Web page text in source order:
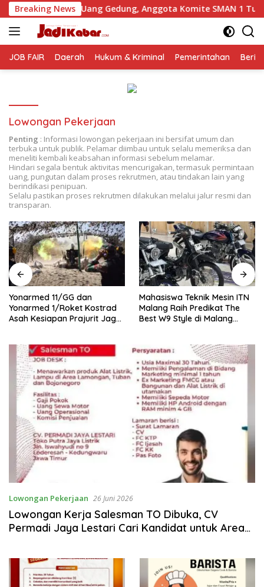
Langsung
ke
konten
Breaking News
Gedung, Anggota Komite SMAN 1 Tumpang ,Ketua DPD
JOB FAIR Daerah Hukum & Kriminal Pemerintahan
Lowongan Pekerjaan
Penting : Informasi lowongan pekerjaan ini bersifat umum dan
terbuka untuk publik. Pelamar diimbau untuk selalu memeriksa dan
meneliti kembali keabsahan informasi sebelum melamar.
Hindari segala bentuk aktivitas mencurigakan, termasuk permintaan
uang, pungutan dalam proses rekrutmen, atau tindakan lain yang
berindikasi penipuan.
Selalu pastikan proses rekrutmen dilakukan melalui jalur resmi dan
transparan.
Yonarmed 11/GG dan
Yonarmed 1/Roket Kostrad
Asah Kesiapan Prajurit Jaga
Mahasiswa Teknik Mesin ITN
Malang Raih Predikat The
Best W9 Style di Malang
Lowongan Pekerjaan 26 Juni 2026
Lowongan Kerja Salesman TO Dibuka, CV
Permadi Jaya Lestari Cari Kandidat untuk Area